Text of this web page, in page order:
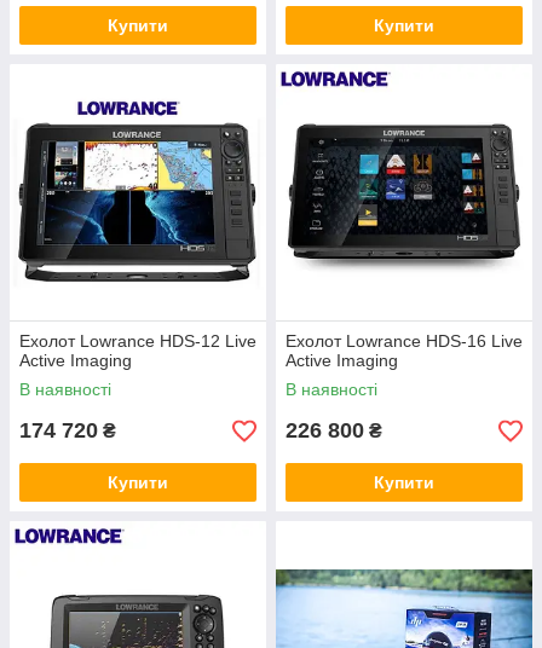
Купити Купити
Ехолот Lowrance HDS-12 Live
Active Imaging
В наявності
174 720 ₴
Купити
Ехолот Lowrance HDS-16 Live
Active Imaging
В наявності
226 800 ₴
Купити